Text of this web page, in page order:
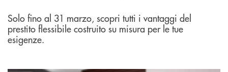
Solo fino al 31 marzo, scopri tutti i vantaggi del
prestito flessibile costruito su misura per le tue
esigenze.